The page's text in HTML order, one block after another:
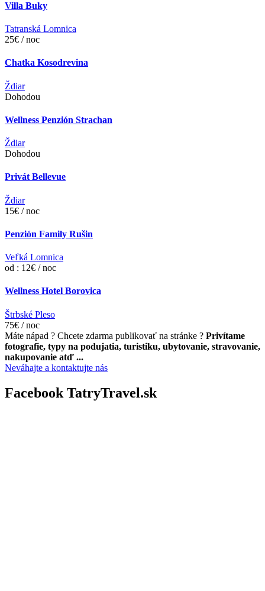
Villa Buky
Tatranská Lomnica
25€ / noc
Chatka Kosodrevina
Ždiar
Dohodou
Wellness Penzión Strachan
Ždiar
Dohodou
Privát Bellevue
Ždiar
15€ / noc
Penzión Family Rušin
Veľká Lomnica
od : 12€ / noc
Wellness Hotel Borovica
Štrbské Pleso
75€ / noc
Máte nápad ? Chcete zdarma publikovať na stránke ? Privítame
fotografie, typy na podujatia, turistiku, ubytovanie, stravovanie,
nakupovanie atď ...
Neváhajte a kontaktujte nás
Facebook TatryTravel.sk